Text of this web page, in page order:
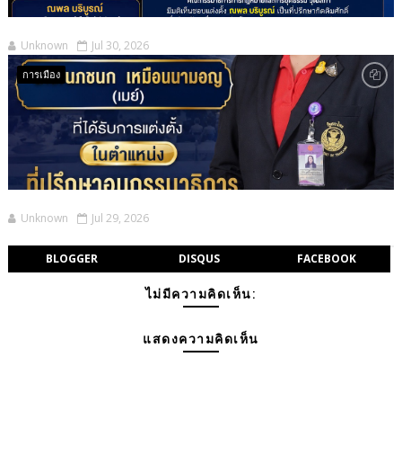
Unknown Jul 30, 2026
การเมือง
Unknown Jul 29, 2026
BLOGGER DISQUS FACEBOOK
ไม่มีความคิดเห็น:
แสดงความคิดเห็น